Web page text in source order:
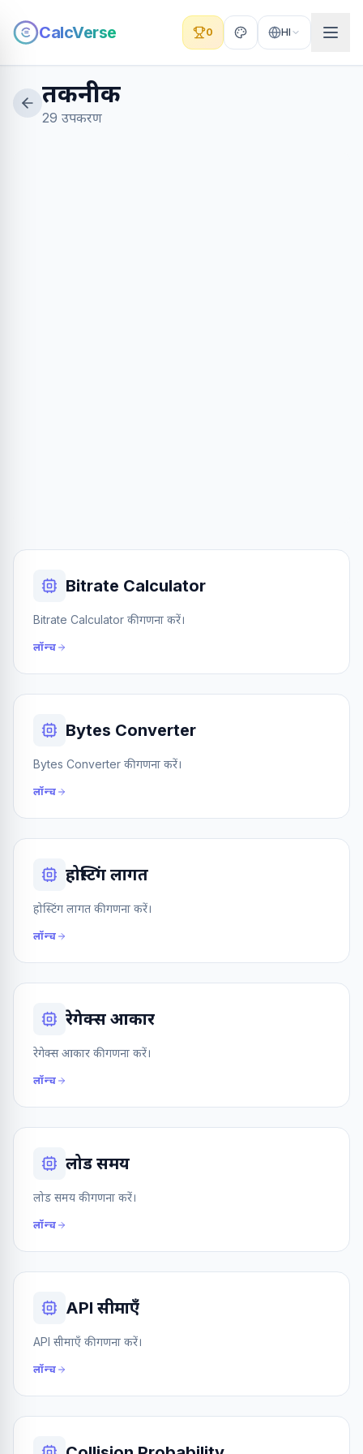
CalcVerse 0 HI
तकनीक
29 उपकरण
Bitrate Calculator
Bitrate Calculator की गणना करें।
लॉन्च
Bytes Converter
Bytes Converter की गणना करें।
लॉन्च
होस्टिंग लागत
होस्टिंग लागत की गणना करें।
लॉन्च
रेगेक्स आकार
रेगेक्स आकार की गणना करें।
लॉन्च
लोड समय
लोड समय की गणना करें।
लॉन्च
API सीमाएँ
API सीमाएँ की गणना करें।
लॉन्च